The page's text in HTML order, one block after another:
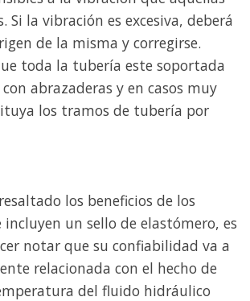
Si la vibración es excesiva, deberá
de la misma y corregirse.
toda la tubería este soportada
abrazaderas y en casos muy
los tramos de tubería por
los beneficios de los
incluyen un sello de elastómero, es
notar que su confiabilidad va a
relacionada con el hecho de
del fluido hidráulico